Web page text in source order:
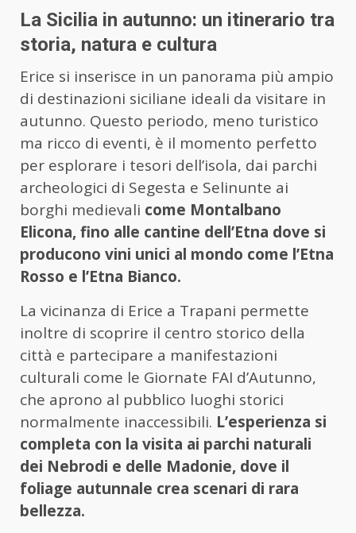
La Sicilia in autunno: un itinerario tra
storia, natura e cultura
Erice si inserisce in un panorama più ampio
di destinazioni siciliane ideali da visitare in
autunno. Questo periodo, meno turistico
ma ricco di eventi, è il momento perfetto
per esplorare i tesori dell’isola, dai parchi
archeologici di Segesta e Selinunte ai
borghi medievali come Montalbano
Elicona, fino alle cantine dell’Etna dove si
producono vini unici al mondo come l’Etna
Rosso e l’Etna Bianco.
La vicinanza di Erice a Trapani permette
inoltre di scoprire il centro storico della
città e partecipare a manifestazioni
culturali come le Giornate FAI d’Autunno,
che aprono al pubblico luoghi storici
normalmente inaccessibili. L’esperienza si
completa con la visita ai parchi naturali
dei Nebrodi e delle Madonie, dove il
foliage autunnale crea scenari di rara
bellezza.